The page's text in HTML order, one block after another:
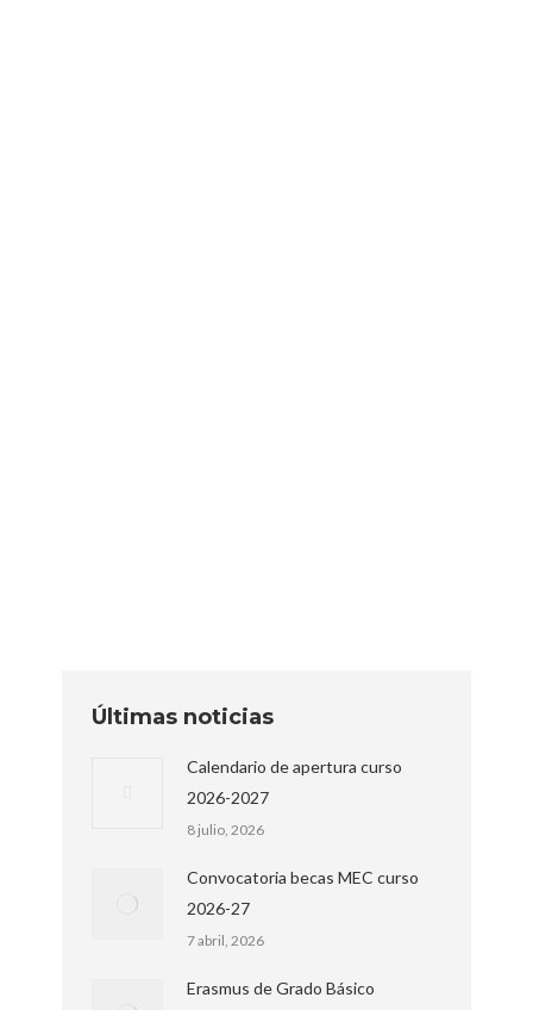
Últimas noticias
Calendario de apertura curso
2026-2027
8 julio, 2026
Convocatoria becas MEC curso
2026-27
7 abril, 2026
Erasmus de Grado Básico